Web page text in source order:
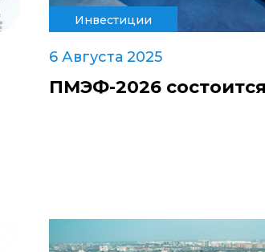
Инвестиции
6 Августа 2025
ПМЭФ-2026